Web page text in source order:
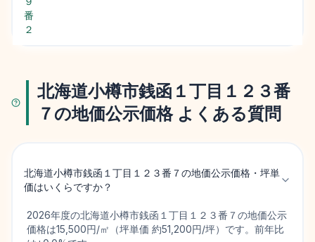
番
２
北海道小樽市銭函１丁目１２３番
７の地価公示価格 よくある質問
北海道小樽市銭函１丁目１２３番７の地価公示価格・坪単
価はいくらですか？
2026年度の北海道小樽市銭函１丁目１２３番７の地価公示
価格は15,500円/㎡（坪単価 約51,200円/坪）です。前年比